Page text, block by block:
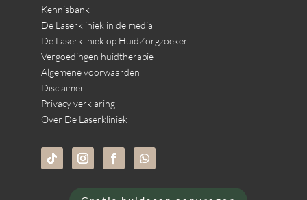
Kennisbank
De Laserkliniek in de media
De Laserkliniek op HuidZorgzoeker
Vergoedingen huidtherapie
Algemene voorwaarden
Disclaimer
Privacy verklaring
Over De Laserkliniek